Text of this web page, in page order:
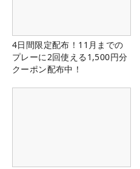
4日間限定配布！11月までの
プレーに2回使える1,500円分
クーポン配布中！